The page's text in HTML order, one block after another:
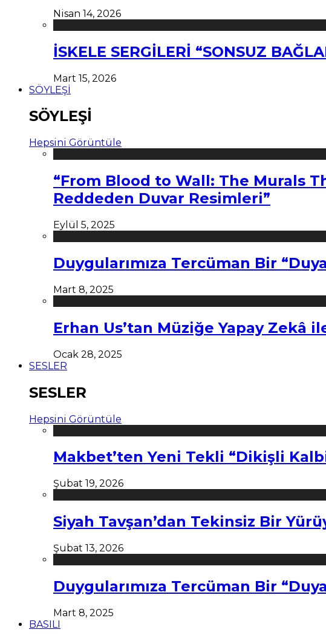
Nisan 14, 2026
İSKELE SERGİLERİ “SONSUZ
Mart 15, 2026
SÖYLEŞİ
SÖYLEŞİ
Hepsini Görüntüle
“From Blood to Wall: The Murals
Reddeden Duvar Resimleri”
Eylül 5, 2025
Duygularımıza Tercüman Bir
Mart 8, 2025
Erhan Us’tan Müziğe Yapay Zekâ
Ocak 28, 2025
SESLER
SESLER
Hepsini Görüntüle
Makbet’ten Yeni Tekli “Dikişli
Şubat 19, 2026
Siyah Tavşan’dan Tekinsiz Bir
Şubat 13, 2026
Duygularımıza Tercüman Bir
Mart 8, 2025
BASILI